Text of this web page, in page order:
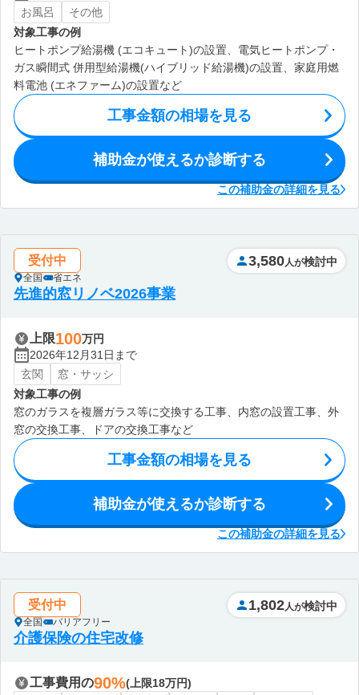
お風呂
その他
対象工事の例
ヒートポンプ給湯機 (エコキュート)の設置、電気ヒートポンプ・
ガス瞬間式 併用型給湯機(ハイブリッド給湯機)の設置、家庭用燃
料電池 (エネファーム)の設置など
工事金額の相場を見る
補助金が使えるか診断する
この補助金の詳細を見る
受付中
全国 省エネ
3,580 人が検討中
先進的窓リノベ2026事業
上限100万円
2026年12月31日まで
玄関
窓・サッシ
対象工事の例
窓のガラスを複層ガラス等に交換する工事、内窓の設置工事、外
窓の交換工事、ドアの交換工事など
工事金額の相場を見る
補助金が使えるか診断する
この補助金の詳細を見る
受付中
全国 バリアフリー
1,802 人が検討中
介護保険の住宅改修
工事費用の90%(上限18万円)